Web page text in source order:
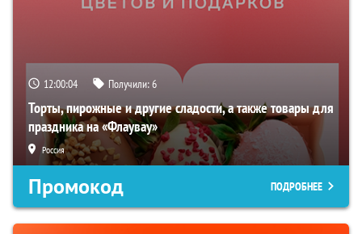
12:00:02 Получили:6
Торты, пирожные и другие сладости, а также товары для
праздника на «Флаувау»
Россия
Промокод ПОДРОБНЕЕ